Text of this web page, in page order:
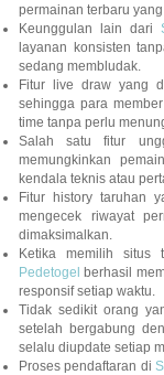
permainan terbaru
Keunggulan lain dari
layanan konsisten
sedang membludak.
Fitur live draw yang
sehingga para
time tanpa perlu
Salah satu fitur
memungkinkan
kendala teknis atau
Fitur history taruhan
mengecek riwayat
dimaksimalkan.
Ketika memilih situs
Pedetogel berhasil
responsif setiap waktu.
Tidak sedikit orang
setelah bergabung
selalu diupdate setiap
Proses pendaftaran di